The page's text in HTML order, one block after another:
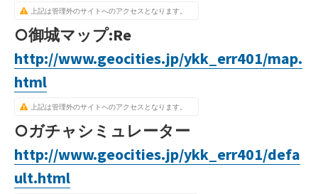
上記は管理外のサイトへのアクセスとなります。
○御城マップ:Re
http://www.geocities.jp/ykk_err401/map.
html
上記は管理外のサイトへのアクセスとなります。
○ガチャシミュレーター
http://www.geocities.jp/ykk_err401/defa
ult.html